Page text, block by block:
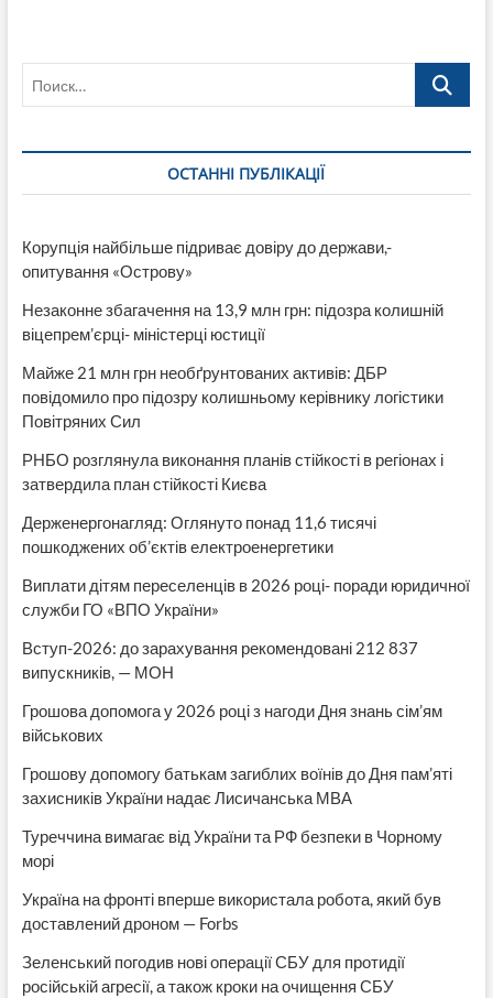
пожизненному
заключению
Поиск…
ОСТАННІ ПУБЛІКАЦІЇ
Корупція найбільше підриває довіру до держави,-
опитування «Острову»
Незаконне збагачення на 13,9 млн грн: підозра колишній
віцепрем’єрці- міністерці юстиції
Майже 21 млн грн необґрунтованих активів: ДБР
повідомило про підозру колишньому керівнику логістики
Повітряних Сил
РНБО розглянула виконання планів стійкості в регіонах і
затвердила план стійкості Києва
Держенергонагляд: Оглянуто понад 11,6 тисячі
пошкоджених об’єктів електроенергетики
Виплати дітям переселенців в 2026 році- поради юридичної
служби ГО «ВПО України»
Вступ-2026: до зарахування рекомендовані 212 837
випускників, — МОН
Грошова допомога у 2026 році з нагоди Дня знань сім’ям
військових
Грошову допомогу батькам загиблих воїнів до Дня пам’яті
захисників України надає Лисичанська МВА
Туреччина вимагає від України та РФ безпеки в Чорному
морі
Україна на фронті вперше використала робота, який був
доставлений дроном — Forbs
Зеленський погодив нові операції СБУ для протидії
російській агресії, а також кроки на очищення СБУ